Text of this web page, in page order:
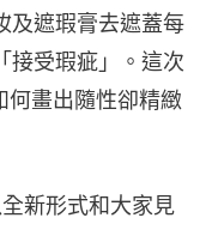
及遮瑕膏去遮蓋每
接受瑕疵」。這次
何畫出隨性卻精緻
新形式和大家見